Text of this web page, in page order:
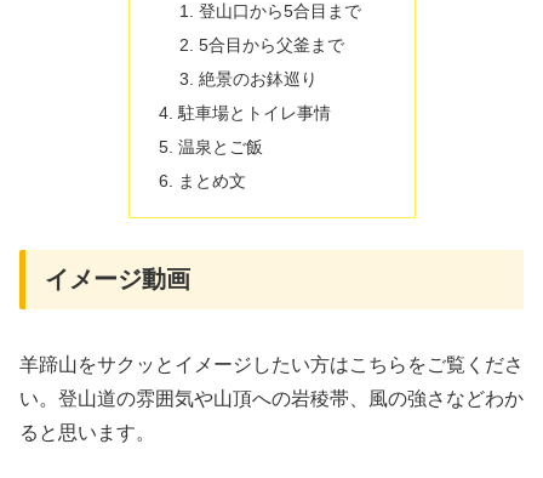
登山口から5合目まで
5合目から父釜まで
絶景のお鉢巡り
駐車場とトイレ事情
温泉とご飯
まとめ文
イメージ動画
羊蹄山をサクッとイメージしたい方はこちらをご覧くださ
い。登山道の雰囲気や山頂への岩稜帯、風の強さなどわか
ると思います。